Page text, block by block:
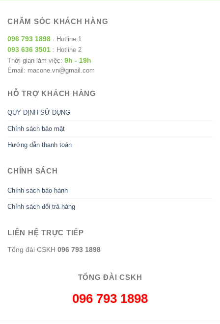
CHĂM SÓC KHÁCH HÀNG
096 793 1898 : Hotline 1
093 636 3501 : Hotline 2
Thời gian làm việc: 9h - 19h
Email: macone.vn@gmail.com
HỖ TRỢ KHÁCH HÀNG
QUY ĐỊNH SỬ DỤNG
Chính sách bảo mật
Hướng dẫn thanh toán
CHÍNH SÁCH
Chính sách bảo hành
Chính sách đổi trả hàng
LIÊN HỆ TRỰC TIẾP
Tổng đài CSKH 096 793 1898
TỔNG ĐÀI CSKH
096 793 1898